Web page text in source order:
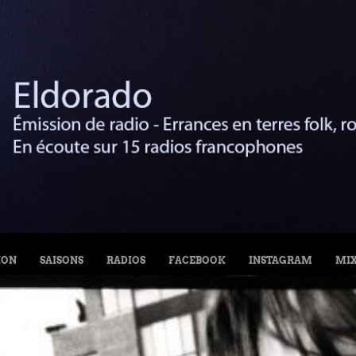
SAISONS RADIOS FACEBOOK INSTAGRAM